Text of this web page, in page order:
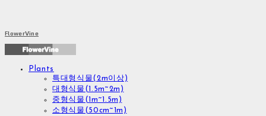
FlowerVine
Plants
특대형식물(2m이상)
대형식물(1.5m~2m)
중형식물(1m~1.5m)
소형식물(50cm~1m)